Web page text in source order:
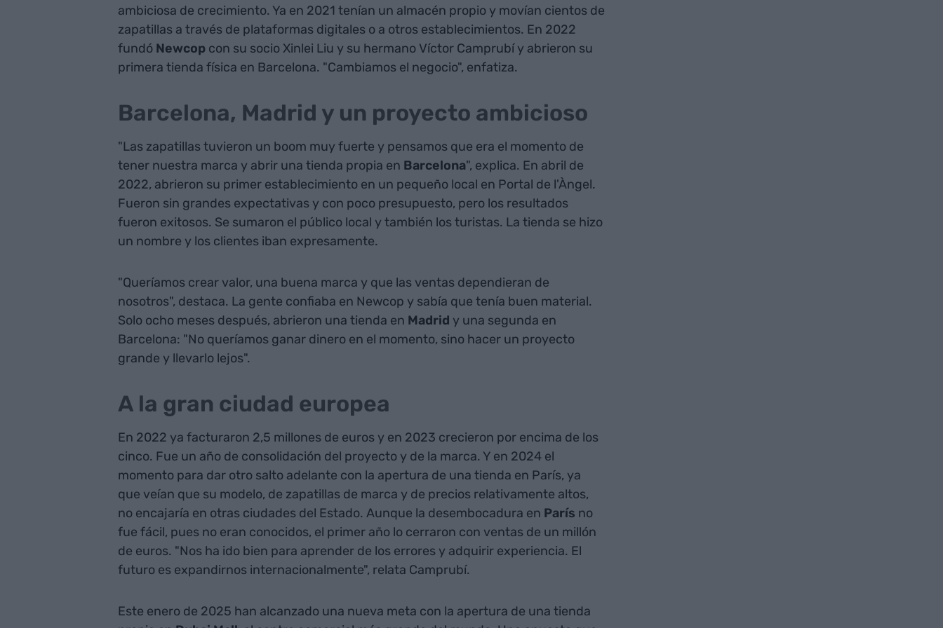
ambiciosa de crecimiento. Ya en 2021 tenían un almacén propio y movían cientos de
zapatillas a través de plataformas digitales o a otros establecimientos. En 2022
fundó Newcopcon su socio Xinlei Liu y su hermano Víctor Camprubí y abrieron su
primera tienda física en Barcelona. "Cambiamos el negocio", enfatiza.
Barcelona, Madrid y un proyecto ambicioso
"Las zapatillas tuvieron un boom muy fuerte y pensamos que era el momento de
tener nuestra marca y abrir una tienda propia en Barcelona", explica. En abril de
2022, abrieron su primer establecimiento en un pequeño local en Portal de l'Àngel.
Fueron sin grandes expectativas y con poco presupuesto, pero los resultados
fueron exitosos. Se sumaron el público local y también los turistas. La tienda se hizo
un nombre y los clientes iban expresamente.
"Queríamos crear valor, una buena marca y que las ventas dependieran de
nosotros", destaca. La gente confiaba en Newcop y sabía que tenía buen material.
Solo ocho meses después, abrieron una tienda en Madrid y una segunda en
Barcelona: "No queríamos ganar dinero en el momento, sino hacer un proyecto
grande y llevarlo lejos".
A la gran ciudad europea
En 2022 ya facturaron 2,5 millones de euros y en 2023 crecieron por encima de los
cinco. Fue un año de consolidación del proyecto y de la marca. Y en 2024 el
momento para dar otro salto adelante con la apertura de una tienda en París, ya
que veían que su modelo, de zapatillas de marca y de precios relativamente altos,
no encajaría en otras ciudades del Estado. Aunque la desembocadura en París no
fue fácil, pues no eran conocidos, el primer año lo cerraron con ventas de un millón
de euros. "Nos ha ido bien para aprender de los errores y adquirir experiencia. El
futuro es expandirnos internacionalmente", relata Camprubí.
Este enero de 2025 han alcanzado una nueva meta con la apertura de una tienda